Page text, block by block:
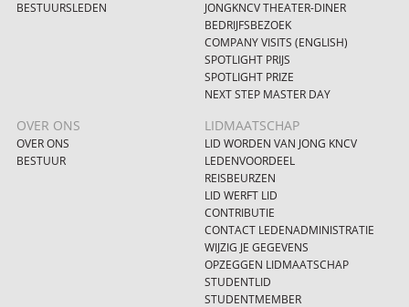
BESTUURSLEDEN
JONGKNCV THEATER-DINER
BEDRIJFSBEZOEK
COMPANY VISITS (ENGLISH)
SPOTLIGHT PRIJS
SPOTLIGHT PRIZE
NEXT STEP MASTER DAY
OVER ONS
OVER ONS
BESTUUR
LIDMAATSCHAP
LID WORDEN VAN JONG KNCV
LEDENVOORDEEL
REISBEURZEN
LID WERFT LID
CONTRIBUTIE
CONTACT LEDENADMINISTRATIE
WIJZIG JE GEGEVENS
OPZEGGEN LIDMAATSCHAP
STUDENTLID
STUDENTMEMBER